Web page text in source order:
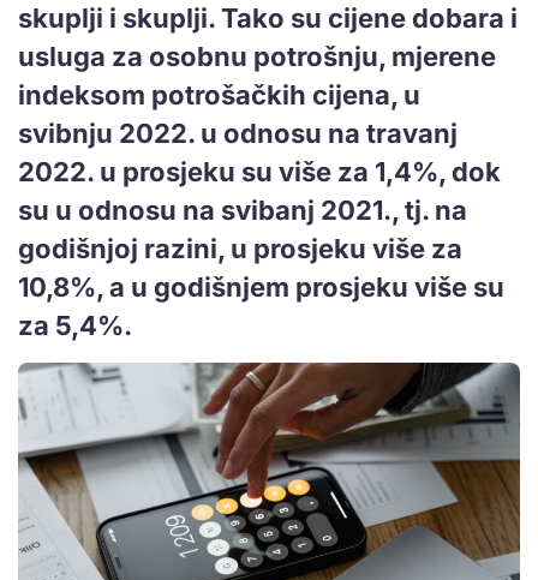
skuplji i skuplji. Tako su cijene dobara i
usluga za osobnu potrošnju, mjerene
indeksom potrošačkih cijena, u
svibnju 2022. u odnosu na travanj
2022. u prosjeku su više za 1,4%, dok
su u odnosu na svibanj 2021., tj. na
godišnjoj razini, u prosjeku više za
10,8%, a u godišnjem prosjeku više su
za 5,4%.